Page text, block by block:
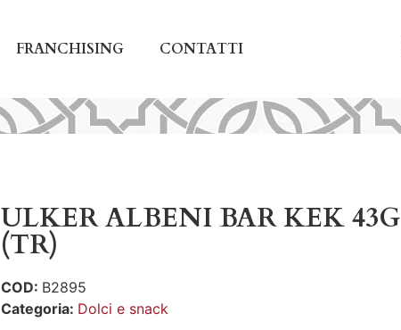
FRANCHISING CONTATTI
ULKER ALBENI BAR KEK 43G
(TR)
COD: B2895
Categoria: Dolci e snack